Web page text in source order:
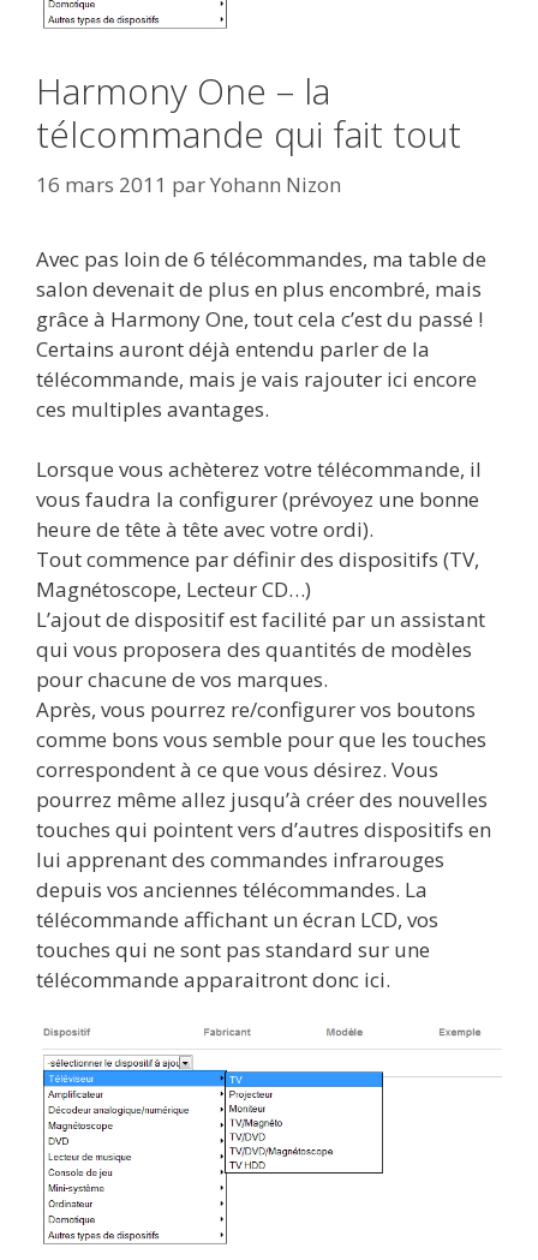
Harmony One – la
télcommande qui fait tout
16 mars 2011 parYohann Nizon
Avec pas loin de 6 télécommandes, ma table de
salon devenait de plus en plus encombré, mais
grâce à Harmony One, tout cela c’est du passé !
Certains auront déjà entendu parler de la
télécommande, mais je vais rajouter ici encore
ces multiples avantages.
Lorsque vous achèterez votre télécommande, il
vous faudra la configurer (prévoyez une bonne
heure de tête à tête avec votre ordi).
Tout commence par définir des dispositifs (TV,
Magnétoscope, Lecteur CD…)
L’ajout de dispositif est facilité par un assistant
qui vous proposera des quantités de modèles
pour chacune de vos marques.
Après, vous pourrez re/configurer vos boutons
comme bons vous semble pour que les touches
correspondent à ce que vous désirez. Vous
pourrez même allez jusqu’à créer des nouvelles
touches qui pointent vers d’autres dispositifs en
lui apprenant des commandes infrarouges
depuis vos anciennes télécommandes. La
télécommande affichant un écran LCD, vos
touches qui ne sont pas standard sur une
télécommande apparaitront donc ici.